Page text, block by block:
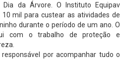
da Árvore. O Instituto Equipav
mil para custear as atividades de
durante o período de um ano. O
com o trabalho de proteção e
por acompanhar tudo o